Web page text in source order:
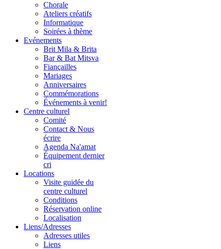
Chorale
Ateliers créatifs
Informatique
Soirées à thème
Evénements
Brit Mila & Brita
Bar & Bat Mitsva
Fiançailles
Mariages
Anniversaires
Commémorations
Événements à venir!
Centre culturel
Comité
Contact & Nous
écrire
Agenda Na'amat
Équipement dernier
cri
Locations
Visite guidée du
centre culturel
Conditions
Réservation online
Localisation
Liens/Adresses
Adresses utiles
Liens